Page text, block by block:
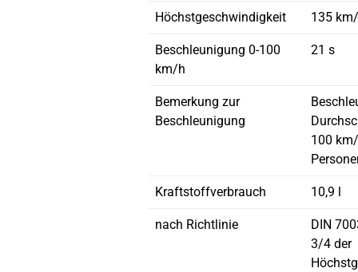
Höchstgeschwindigkeit 135
Beschleunigung 0-100
km/h
21 s
Bemerkung zur
Beschleunigung
100
Kraftstoffverbrauch 10,9 l
nach Richtlinie
DIN
3/4 der